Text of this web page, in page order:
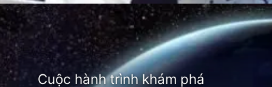
Đang mở https://thienvanhoc.edu.vn/dieu-tra-vu-tru
Cuộc hành trình khám phá